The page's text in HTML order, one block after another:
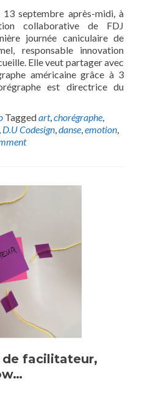
septembre après-midi, à
collaborative de FDJ
journée caniculaire de
responsable innovation
Elle veut partager avec
américaine grâce à 3
est directrice du
Taggedart,chorégraphe,
, D.U Codesign,danse,emotion,
de facilitateur,